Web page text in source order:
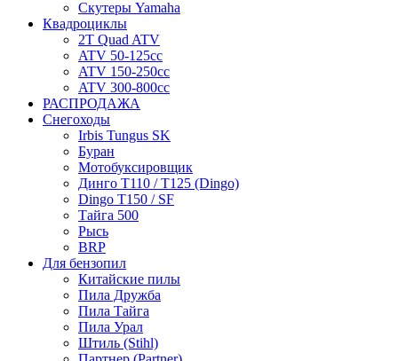
Скутеры Yamaha
Квадроциклы
2T Quad ATV
ATV 50-125cc
ATV 150-250cc
ATV 300-800cc
РАСПРОДАЖА
Снегоходы
Irbis Tungus SK
Буран
Мотобуксировщик
Динго T110 / T125 (Dingo)
Dingo T150 / SF
Тайга 500
Рысь
BRP
Для бензопил
Китайские пилы
Пила Дружба
Пила Тайга
Пила Урал
Штиль (Stihl)